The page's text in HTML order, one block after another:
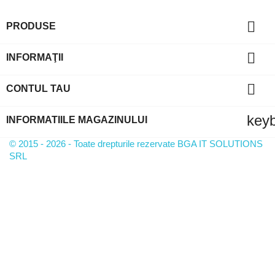
PRODUSE 
INFORMAŢII 
CONTUL TAU 
INFORMATIILE MAGAZINULUI
© 2015 - 2026 - Toate drepturile rezervate BGA IT SOLUTIONS
SRL